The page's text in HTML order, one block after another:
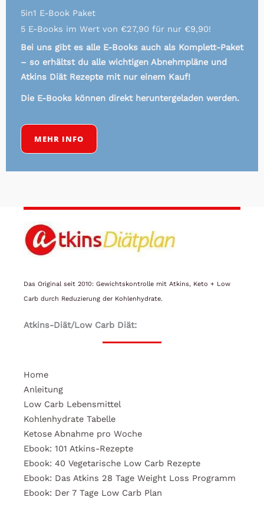
5in1 E-Book Paket
5 E-Books im Wert von €27,90 für nur €9,90!
Bei uns gibt es alle E-Books auch als Komplett-Paket
– so erhältst du alle wichtigen Abnehmpläne und
Atkins Diät Rezepte mit nur einem Kauf!
Die E-Books können direkt heruntergeladen werden.
MEHR INFO
Das Original seit 2010: Gewichtskontrolle mit Atkins, Keto + Low
Carb durch Reduzierung der Kohlenhydrate.
Atkins-Diät/Low Carb Diät:
Home
Anleitung
Low Carb Lebensmittel
Kohlenhydrate Tabelle
Ketose Abnahme pro Woche
Ebook: 101 Atkins-Rezepte
Ebook: 40 Vegetarische Low Carb Rezepte
Ebook: Das Atkins 28 Tage Weight Loss Programm
Ebook: Der 7 Tage Low Carb Plan